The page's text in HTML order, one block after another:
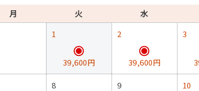
月 火 水
1
39,600円
2
39,600円
3
8 9 10